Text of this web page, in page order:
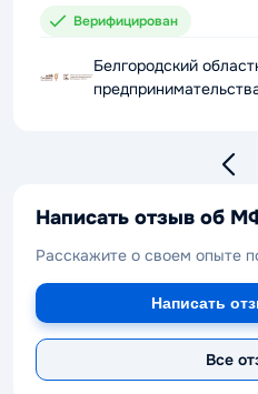
Верифицирован
Белгородский
Написать отзыв об
Расскажите о своем опыте
Написать
Все